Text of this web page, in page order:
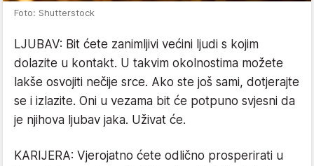
Foto: Shutterstock
LJUBAV: Bit ćete zanimljivi većini ljudi s kojim
dolazite u kontakt. U takvim okolnostima možete
lakše osvojiti nečije srce. Ako ste još sami, dotjerajte
se i izlazite. Oni u vezama bit će potpuno svjesni da
je njihova ljubav jaka. Uživat će.
KARIJERA: Vjerojatno ćete odlično prosperirati u